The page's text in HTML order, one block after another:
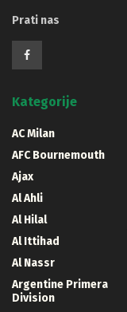
Prati nas
Kategorije
AC Milan
AFC Bournemouth
Ajax
Al Ahli
Al Hilal
Al Ittihad
Al Nassr
Argentine Primera
Division